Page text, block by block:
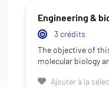
Engineering &
3 crédits
The objective of
molecular biology
Ajouter à la